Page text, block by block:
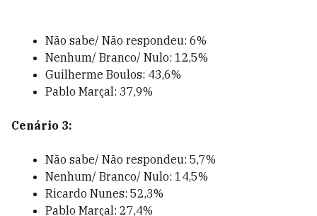
Não sabe/ Não respondeu: 6%
Nenhum/ Branco/ Nulo: 12,5%
Guilherme Boulos: 43,6%
Pablo Marçal: 37,9%
Cenário 3:
Não sabe/ Não respondeu: 5,7%
Nenhum/ Branco/ Nulo: 14,5%
Ricardo Nunes: 52,3%
Pablo Marçal: 27,4%